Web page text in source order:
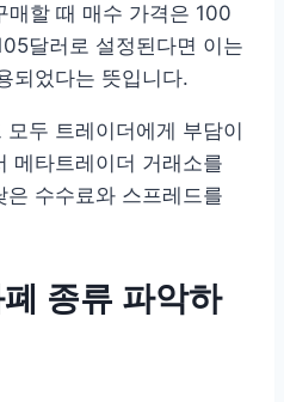
매할 때 매수 가격은 100
달러로 설정된다면 이는
되었다는 뜻입니다.
두 트레이더에게 부담이
메타트레이더 거래소를
수수료와 스프레드를
종류 파악하